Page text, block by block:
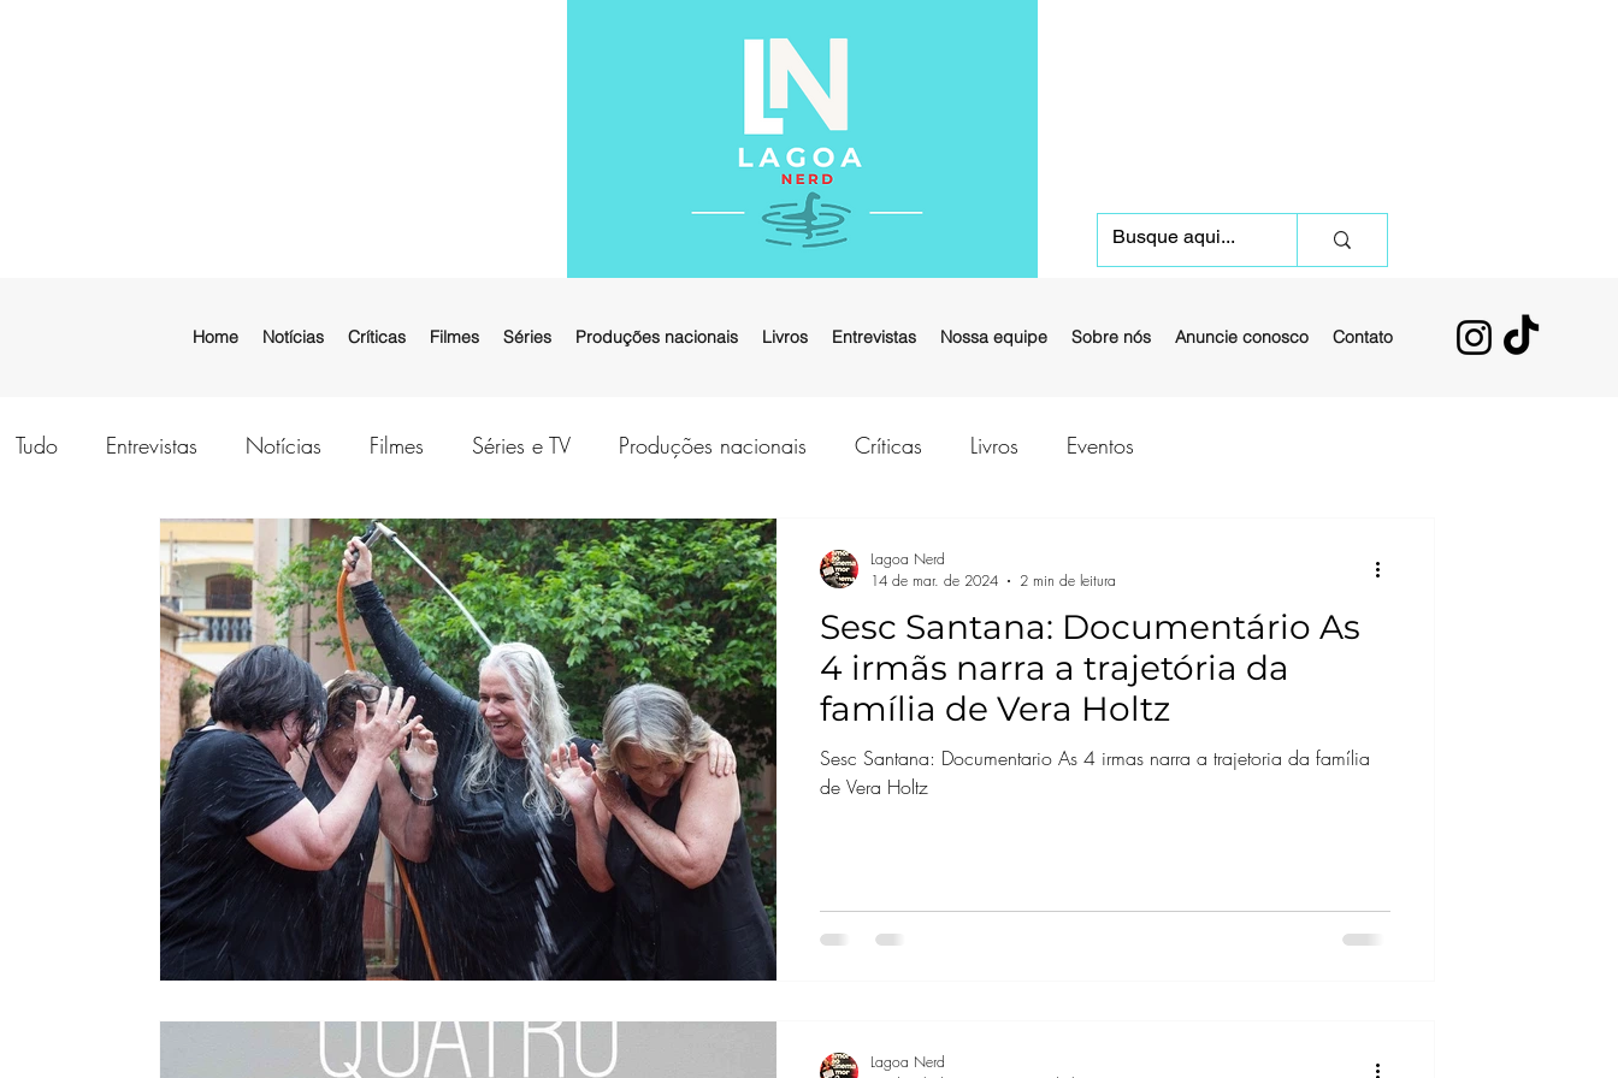
Home Notícias Críticas Filmes Séries Produções nacionais Livros Entrevistas Nossa equipe Sobre nós Anuncie conosco Contato
Tudo Entrevistas Notícias Filmes Séries e TV Produções nacionais Críticas Livros Eventos
Moda e Vestuário
Sesc Santana: Documentário As
4 irmãs narra a trajetória da
família de Vera Holtz
Sesc Santana: Documentario As 4 irmas narra a trajetoria da família
de Vera Holtz
Lagoa Nerd
14 de mar. de 2024
2 min de leitura
Lagoa Nerd